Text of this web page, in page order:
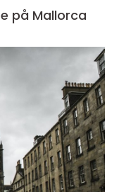
på Mallorca